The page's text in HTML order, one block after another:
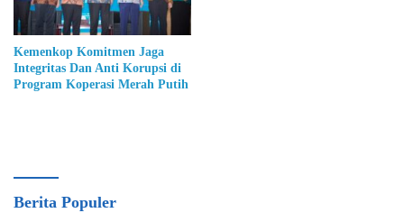
Kemenkop Komitmen Jaga
Integritas Dan Anti Korupsi di
Program Koperasi Merah Putih
Berita Populer